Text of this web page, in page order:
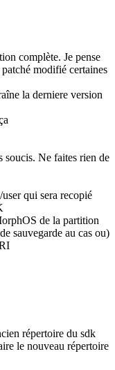
complète. Je pense
modifié certaines
la derniere version
Ne faites rien de
qui sera recopié
de la partition
sauvegarde au cas ou)
répertoire du sdk
le nouveau répertoire